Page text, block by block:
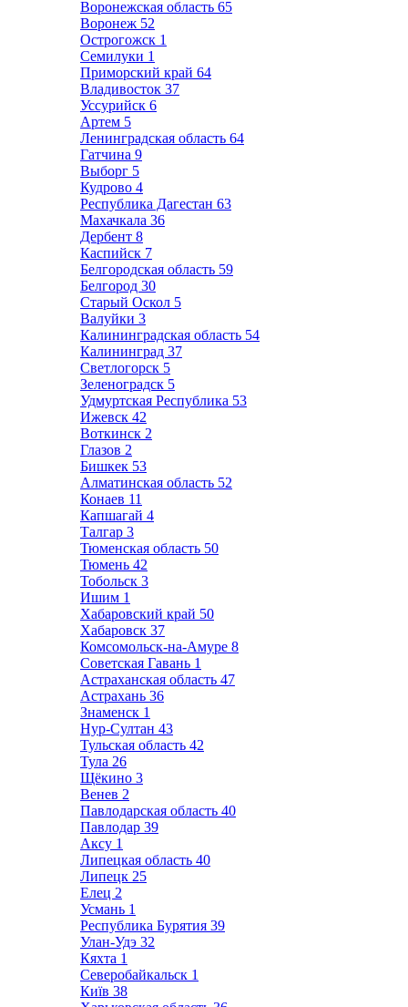
Воронежская область 65
Воронеж 52
Острогожск 1
Семилуки 1
Приморский край 64
Владивосток 37
Уссурийск 6
Артем 5
Ленинградская область 64
Гатчина 9
Выборг 5
Кудрово 4
Республика Дагестан 63
Махачкала 36
Дербент 8
Каспийск 7
Белгородская область 59
Белгород 30
Старый Оскол 5
Валуйки 3
Калининградская область 54
Калининград 37
Светлогорск 5
Зеленоградск 5
Удмуртская Республика 53
Ижевск 42
Воткинск 2
Глазов 2
Бишкек 53
Алматинская область 52
Конаев 11
Капшагай 4
Талгар 3
Тюменская область 50
Тюмень 42
Тобольск 3
Ишим 1
Хабаровский край 50
Хабаровск 37
Комсомольск-на-Амуре 8
Советская Гавань 1
Астраханская область 47
Астрахань 36
Знаменск 1
Нур-Султан 43
Тульская область 42
Тула 26
Щёкино 3
Венев 2
Павлодарская область 40
Павлодар 39
Аксу 1
Липецкая область 40
Липецк 25
Елец 2
Усмань 1
Республика Бурятия 39
Улан-Удэ 32
Кяхта 1
Северобайкальск 1
Київ 38